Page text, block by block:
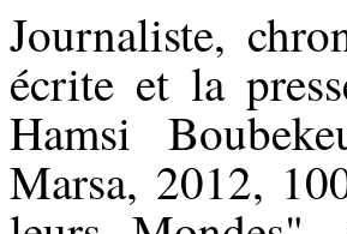
Journaliste,
écrite et la
Hamsi
Marsa, 2012,